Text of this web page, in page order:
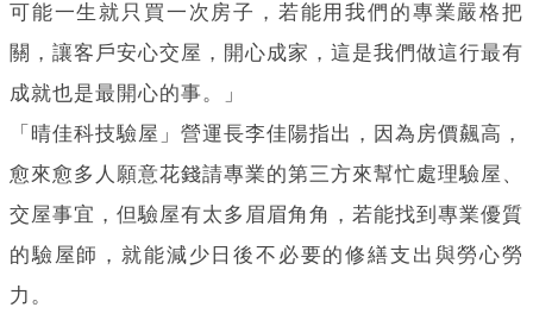
可能一生就只買一次房子，若能用我們的專業嚴格把
關，讓客戶安心交屋，開心成家，這是我們做這行最有
成就也是最開心的事。」
「晴佳科技驗屋」營運長李佳陽指出，因為房價飆高，
愈來愈多人願意花錢請專業的第三方來幫忙處理驗屋、
交屋事宜，但驗屋有太多眉眉角角，若能找到專業優質
的驗屋師，就能減少日後不必要的修繕支出與勞心勞
力。